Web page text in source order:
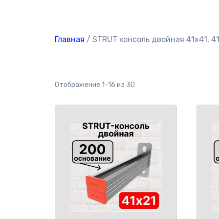
Главная / STRUT консоль двойная 41х41,
Отображение 1–16 из 30